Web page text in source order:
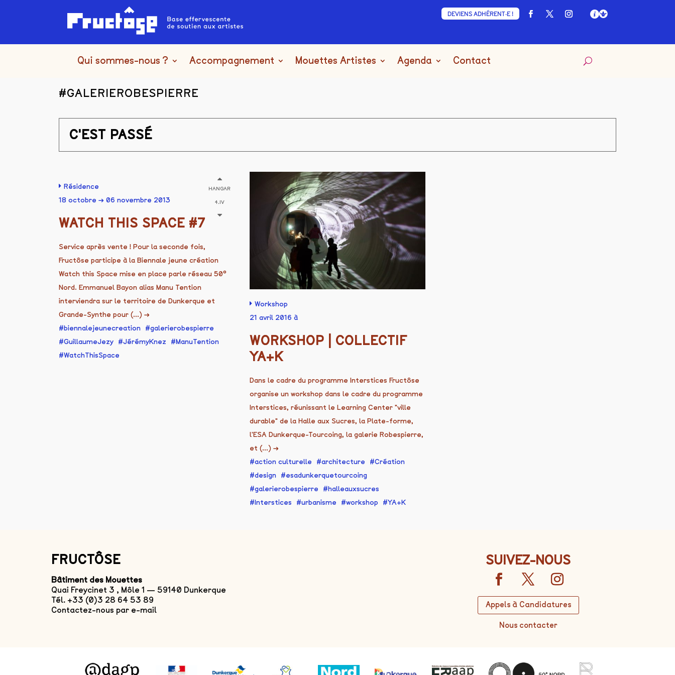
DEVIENS ADHÉRENT·E !
Qui sommes-nous ? Accompagnement Mouettes Artistes Agenda Contact
#GALERIEROBESPIERRE
C'EST PASSÉ
Résidence
18 octobre → 06 novembre 2013
HANGAR
4.IV
WATCH THIS SPACE #7
Service après vente ! Pour la seconde fois,
Fructôse participe à la Biennale jeune création
Watch this Space mise en place parle réseau 50°
Nord. Emmanuel Bayon alias Manu Tention
interviendra sur le territoire de Dunkerque et
Grande-Synthe pour (...) →
biennalejeunecreation
galerierobespierre
GuillaumeJezy
JérémyKnez
ManuTention
WatchThisSpace
Workshop
21 avril 2016 à
WORKSHOP | COLLECTIF
YA+K
Dans le cadre du programme Interstices Fructôse
organise un workshop dans le cadre du programme
Interstices, réunissant le Learning Center "ville
durable" de la Halle aux Sucres, la Plate-forme,
l'ESA Dunkerque-Tourcoing, la galerie Robespierre,
et (...) →
action culturelle
architecture
Création
design
esadunkerquetourcoing
galerierobespierre
halleauxsucres
Interstices
urbanisme workshop YA+K
FRUCTÔSE
Bâtiment des Mouettes
Quai Freycinet 3 , Môle 1 — 59140 Dunkerque
Tél. +33 (0)3 28 64 53 89
Contactez-nous par e-mail
SUIVEZ-NOUS
Appels à Candidatures
Nous contacter